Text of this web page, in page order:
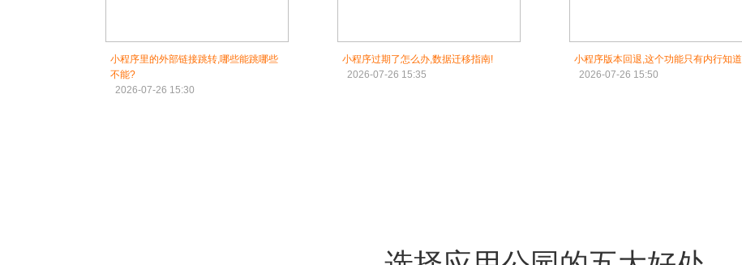
小程序里的外部链接跳转,哪些能跳哪些
不能?
2026-07-26 15:30
小程序过期了怎么办,数据迁移指南!
2026-07-26 15:35
小程序版本回退,这个功能只有内行知道
2026-07-26 15:50